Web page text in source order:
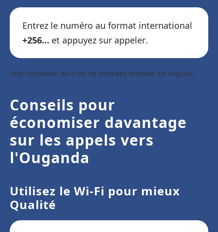
Entrez le numéro au format international
+256… et appuyez sur appeler.
Une connexion Wi-Fi ou de données mobiles est requise.
Conseils pour
économiser davantage
sur les appels vers
l'Ouganda
Utilisez le Wi-Fi pour mieux
Qualité